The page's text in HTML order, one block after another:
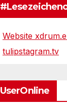
Website
tulipstagram.tv
UserOnline